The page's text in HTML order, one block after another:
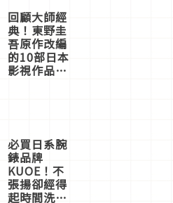
體驗
回顧大師經
典！東野圭
吾原作改編
的10部日本
影視作品推
必買日系腕
錶品牌
KUOE！不
張揚卻經得
起時間洗鍊